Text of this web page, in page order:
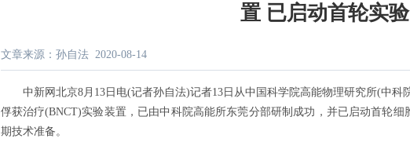
置 已启动首轮实验
文章来源：孙自法 2020-08-14
中新网北京8月13日电(记者孙自法)记者13日从中国科学院高能物理研究所(中科
俘获治疗(BNCT)实验装置，已由中科院高能所东莞分部研制成功，并已启动首轮
期技术准备。